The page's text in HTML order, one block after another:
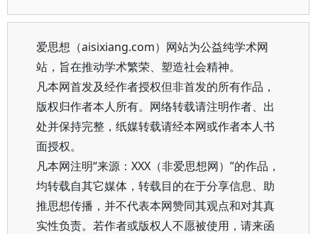
爱思想（aisixiang.com）网站为公益纯学术网
站，旨在推动学术繁荣、塑造社会精神。
凡本网首发及经作者授权但非首发的所有作品，
版权归作者本人所有。网络转载请注明作者、出
处并保持完整，纸媒转载请经本网或作者本人书
面授权。
凡本网注明“来源：XXX（非爱思想网）”的作品，
均转载自其它媒体，转载目的在于分享信息、助
推思想传播，并不代表本网赞同其观点和对其真
实性负责。若作者或版权人不愿被使用，请来函